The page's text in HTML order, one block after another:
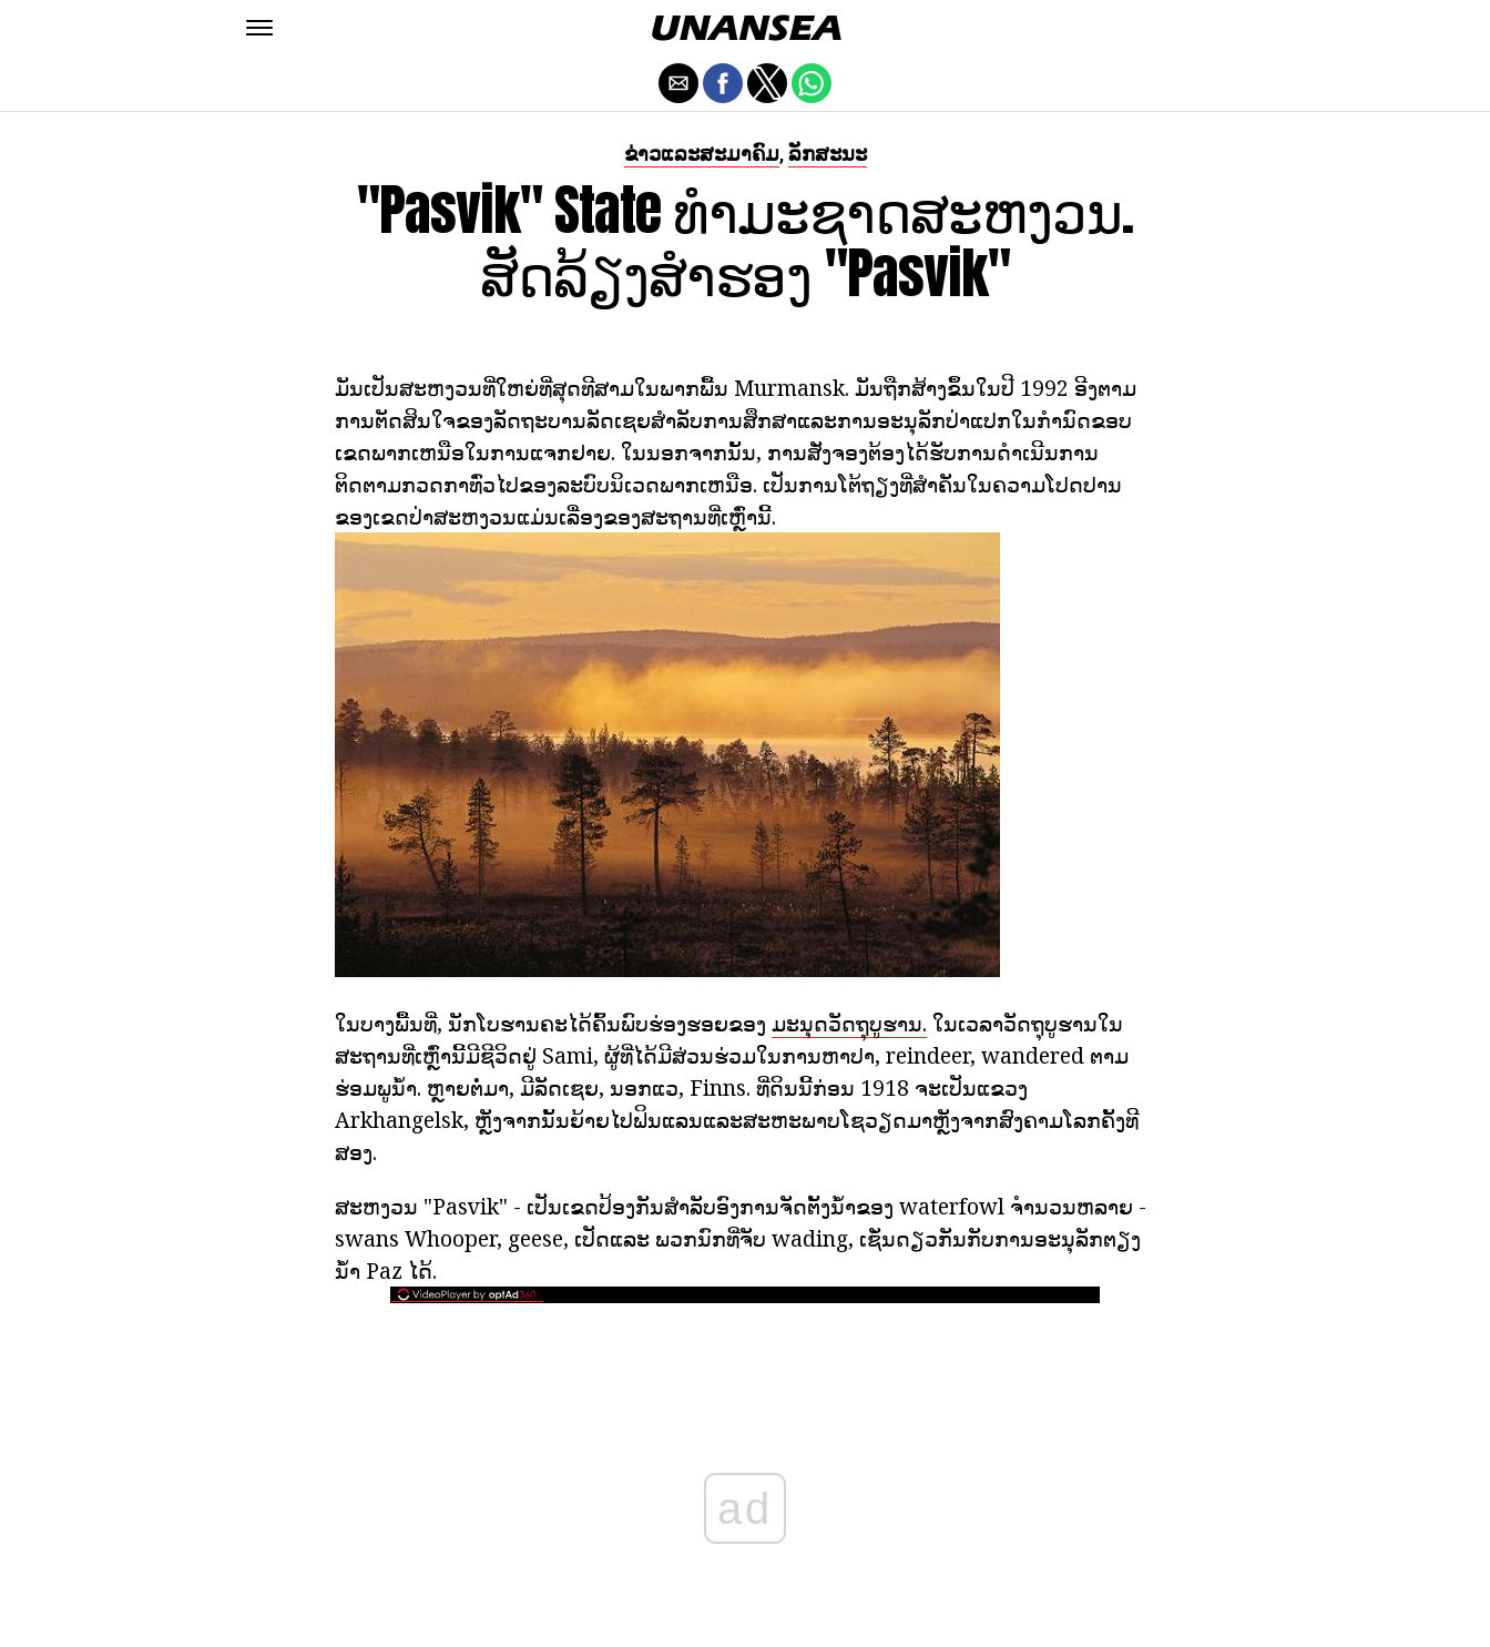
ຂ່າວແລະສະມາຄົມ, ລັກສະນະ
"Pasvik" State ທໍາມະຊາດສະຫງວນ.
ສັດລ້ຽງສໍາຮອງ "Pasvik"
ມັນເປັນສະຫງວນທີ່ໃຫຍ່ທີ່ສຸດທີສາມໃນພາກພື້ນ Murmansk. ມັນຖືກສ້າງຂຶ້ນໃນປີ 1992 ອີງຕາມ
ການຕັດສິນໃຈຂອງລັດຖະບານລັດເຊຍສໍາລັບການສຶກສາແລະການອະນຸລັກປ່າແປກໃນກໍານົດຂອບ
ເຂດພາກເຫນືອໃນການແຈກຢາຍ. ໃນນອກຈາກນັ້ນ, ການສັ່ງຈອງຕ້ອງໄດ້ຮັບການດໍາເນີນການ
ຕິດຕາມກວດກາທົ່ວໄປຂອງລະບົບນິເວດພາກເຫນືອ. ເປັນການໂຕ້ຖຽງທີ່ສໍາຄັນໃນຄວາມໂປດປານ
ຂອງເຂດປ່າສະຫງວນແມ່ນເລື່ອງຂອງສະຖານທີ່ເຫຼົ່ານີ້.
ໃນບາງພື້ນທີ່, ນັກໂບຮານຄະໄດ້ຄົ້ນພົບຮ່ອງຮອຍຂອງ ມະນຸດວັດຖຸບູຮານ. ໃນເວລາວັດຖຸບູຮານໃນ
ສະຖານທີ່ເຫຼົ່ານີ້ມີຊີວິດຢູ່ Sami, ຜູ້ທີ່ໄດ້ມີສ່ວນຮ່ວມໃນການຫາປາ, reindeer, wandered ຕາມ
ຮ່ອມພູນ້ໍາ. ຫຼາຍຕໍ່ມາ, ມີລັດເຊຍ, ນອກແວ, Finns. ທີ່ດິນນີ້ກ່ອນ 1918 ຈະເປັນແຂວງ
Arkhangelsk, ຫຼັງຈາກນັ້ນຍ້າຍໄປຟິນແລນແລະສະຫະພາບໂຊວຽດມາຫຼັງຈາກສົງຄາມໂລກຄັ້ງທີ
ສອງ.
ສະຫງວນ "Pasvik" - ເປັນເຂດປ້ອງກັນສໍາລັບອົງການຈັດຕັ້ງນ້ໍາຂອງ waterfowl ຈໍານວນຫລາຍ -
swans Whooper, geese, ເປັດແລະ ພວກນົກທີ່ຈັບ wading, ເຊັ່ນດຽວກັນກັບການອະນຸລັກຕຽງ
ນ້ໍາ Paz ໄດ້.
ad